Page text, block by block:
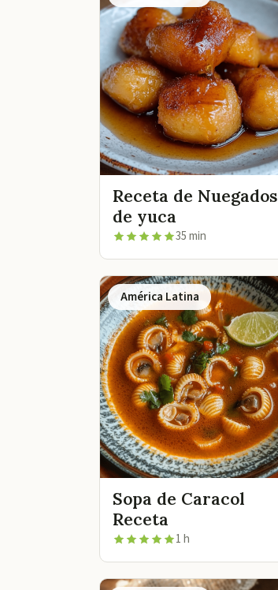
Receta de Nuegados
de yuca
35 min
América Latina
Sopa de Caracol
Receta
1 h